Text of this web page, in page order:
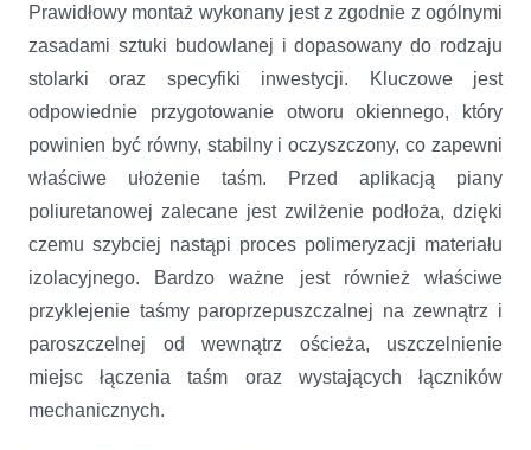
Prawidłowy montaż wykonany jest z zgodnie z ogólnymi
zasadami sztuki budowlanej i dopasowany do rodzaju
stolarki oraz specyfiki inwestycji. Kluczowe jest
odpowiednie przygotowanie otworu okiennego, który
powinien być równy, stabilny i oczyszczony, co zapewni
właściwe ułożenie taśm. Przed aplikacją piany
poliuretanowej zalecane jest zwilżenie podłoża, dzięki
czemu szybciej nastąpi proces polimeryzacji materiału
izolacyjnego. Bardzo ważne jest również właściwe
przyklejenie taśmy paroprzepuszczalnej na zewnątrz i
paroszczelnej od wewnątrz ościeża, uszczelnienie
miejsc łączenia taśm oraz wystających łączników
mechanicznych.